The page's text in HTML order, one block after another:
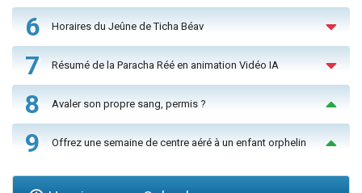
6 Horaires du Jeûne de Ticha Béav
7 Résumé de la Paracha Réé en animation Vidéo IA
8 Avaler son propre sang, permis ?
9 Offrez une semaine de centre aéré à un enfant orphelin